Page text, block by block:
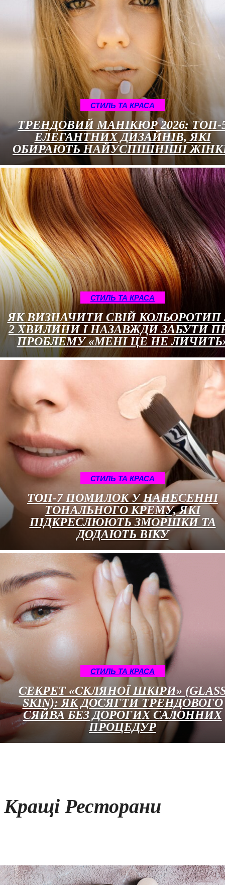
СТИЛЬ ТА КРАСА
ТРЕНДОВИЙ МАНІКЮР 2026: ТОП-
ЕЛЕГАНТНИХ ДИЗАЙНІВ, ЯКІ
ОБИРАЮТЬ НАЙУСПІШНІШІ
СТИЛЬ ТА КРАСА
ЯК ВИЗНАЧИТИ СВІЙ КОЛЬОРОТИП
2 ХВИЛИНИ І НАЗАВЖДИ ЗАБУТИ
ПРОБЛЕМУ «МЕНІ ЦЕ НЕ
СТИЛЬ ТА КРАСА
ТОП-7 ПОМИЛОК У НАНЕСЕННІ
ТОНАЛЬНОГО КРЕМУ, ЯКІ
ПІДКРЕСЛЮЮТЬ ЗМОРШКИ ТА
ДОДАЮТЬ ВІКУ
СТИЛЬ ТА КРАСА
СЕКРЕТ «СКЛЯНОЇ ШКІРИ»
SKIN): ЯК ДОСЯГТИ ТРЕНДОВОГО
СЯЙВА БЕЗ ДОРОГИХ САЛОННИХ
ПРОЦЕДУР
Кращі Ресторани